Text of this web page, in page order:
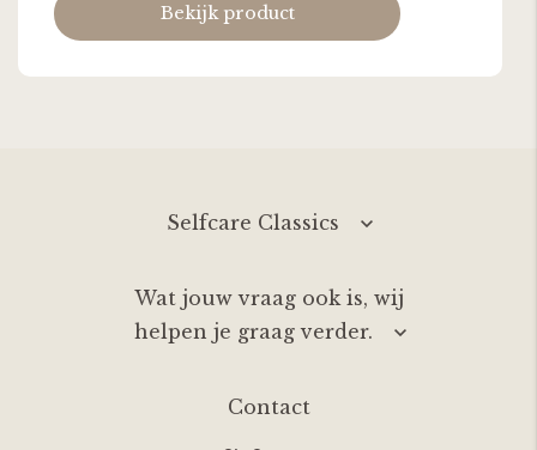
Bekijk product
Selfcare Classics
Wat jouw vraag ook is, wij
helpen je graag verder.
Contact